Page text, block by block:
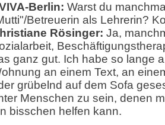
Berlin: Warst du
Betreuerin als Lehrerin?
Rösinger: Ja,
ganz gut. Ich habe so lange
an einem Text, an
grübelnd auf dem Sofa
Menschen zu sein, denen
bisschen helfen kann.